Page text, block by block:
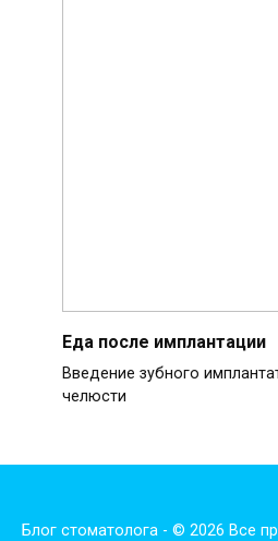
Еда после имплантации
Введение зубного
челюсти
Блог стоматолога - © 2026 Все